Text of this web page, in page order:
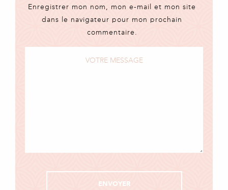
Enregistrer mon nom, mon e-mail et mon site
dans le navigateur pour mon prochain
commentaire.